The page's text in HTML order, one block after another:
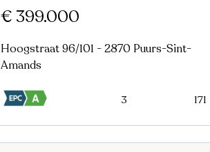
€ 399.000
Hoogstraat 96/101 - 2870 Puurs-Sint-
Amands
3 171